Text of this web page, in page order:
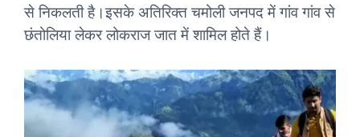
से निकलती है।इसके अतिरिक्त चमोली जनपद में गांव गांव से
छंतोलिया लेकर लोकराज जात में शामिल होते हैं।